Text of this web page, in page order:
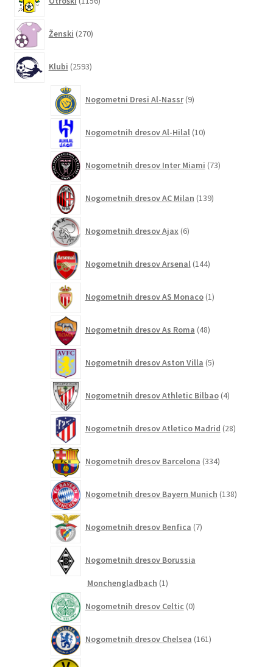
izdelkov
Ženski 270izdelkov
Klubi 2593izdelkov
Nogometni Dresi Al-Nassr 9izdelkov
Nogometnih dresov Al-Hilal 10izdelkov
Nogometnih dresov Inter Miami 73izdelkov
Nogometnih dresov AC Milan 139izdelkov
Nogometnih dresov Ajax 6izdelkov
Nogometnih dresov Arsenal 144izdelkov
Nogometnih dresov AS Monaco 1izdelek
Nogometnih dresov As Roma 48izdelkov
Nogometnih dresov Aston Villa 5izdelkov
Nogometnih dresov Athletic Bilbao 4izdelki
Nogometnih dresov Atletico Madrid 28izdelkov
Nogometnih dresov Barcelona 334izdelkov
Nogometnih dresov Bayern Munich 138izdelkov
Nogometnih dresov Benfica 7izdelkov
Nogometnih dresov Borussia
Monchengladbach 11
Nogometnih dresov Celtic 0izdelkov
Nogometnih dresov Chelsea 161izdelkov